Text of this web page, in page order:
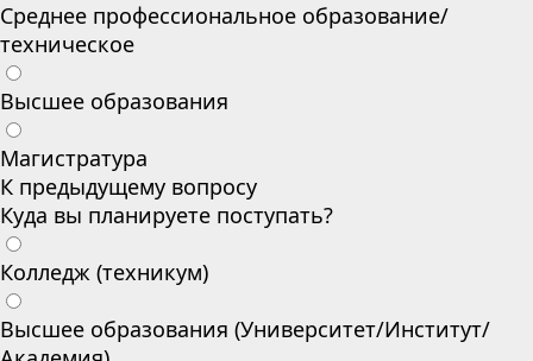
Среднее профессиональное образование/
техническое
Высшее образования
Магистратура
К предыдущему вопросу
Куда вы планируете поступать?
Колледж (техникум)
Высшее образования (Университет/Институт/